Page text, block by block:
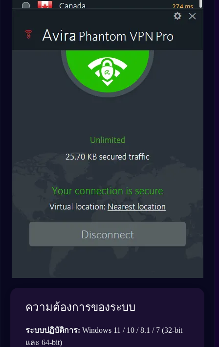
ความต้องการของระบบ
ระบบปฏิบัติการ: Windows 11 / 10 / 8.1 / 7 (32-bit
และ 64-bit)